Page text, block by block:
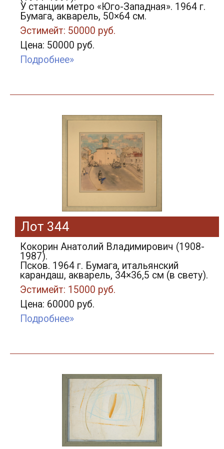
У станции метро «Юго-Западная». 1964 г.
Бумага, акварель, 50×64 см.
Эстимейт: 50000 руб.
Цена: 50000 руб.
Подробнее»
Лот 344
Кокорин Анатолий Владимирович (1908-
1987).
Псков. 1964 г. Бумага, итальянский
карандаш, акварель, 34×36,5 см (в свету).
Эстимейт: 15000 руб.
Цена: 60000 руб.
Подробнее»